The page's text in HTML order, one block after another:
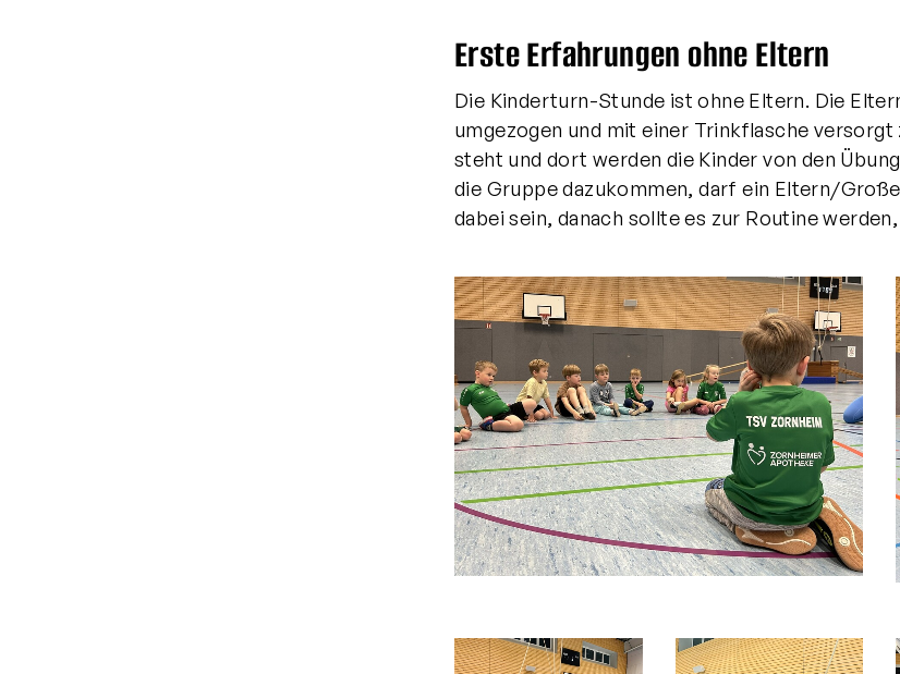
Erste Erfahrungen ohne Eltern
Die Kinderturn-Stunde ist ohne Eltern. Die
umgezogen und mit einer Trinkflasche
steht und dort werden die Kinder von den
die Gruppe dazukommen, darf ein Eltern/
dabei sein, danach sollte es zur Routine